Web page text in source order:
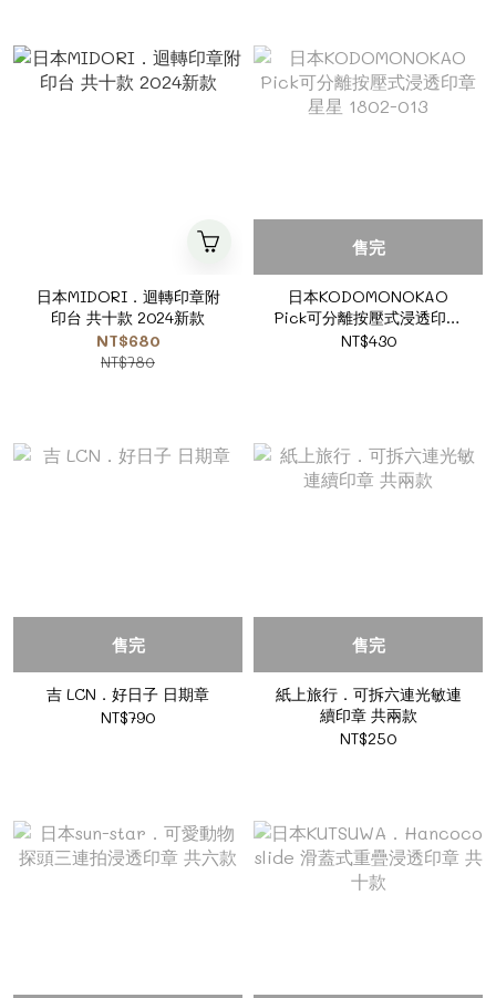
日本MIDORI．迴轉印章附
印台 共十款 2024新款
NT$680
NT$780
售完
日本KODOMONOKAO
Pick可分離按壓式浸透印章
星星 1802-013
NT$430
售完
吉 LCN．好日子 日期章
NT$790
售完
紙上旅行．可拆六連光敏連
續印章 共兩款
NT$250